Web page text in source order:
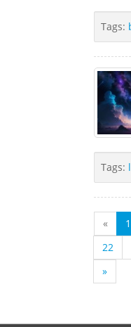
Tags:
Tags:
«
1
22
»